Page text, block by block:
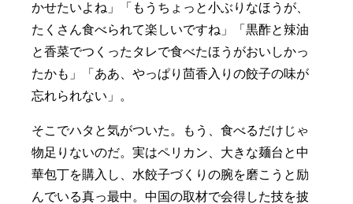
かせたいよね」「もうちょっと小ぶりなほうが、
たくさん食べられて楽しいですね」「黒酢と辣油
と香菜でつくったタレで食べたほうがおいしかっ
たかも」「ああ、やっぱり茴香入りの餃子の味が
忘れられない」。
そこでハタと気がついた。もう、食べるだけじゃ
物足りないのだ。実はペリカン、大きな麺台と中
華包丁を購入し、水餃子づくりの腕を磨こうと励
んでいる真っ最中。中国の取材で会得した技を披